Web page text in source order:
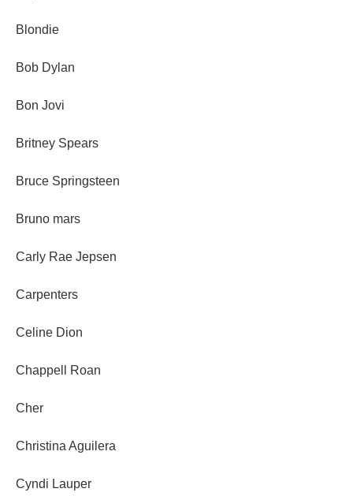
Blondie
Bob Dylan
Bon Jovi
Britney Spears
Bruce Springsteen
Bruno mars
Carly Rae Jepsen
Carpenters
Celine Dion
Chappell Roan
Cher
Christina Aguilera
Cyndi Lauper